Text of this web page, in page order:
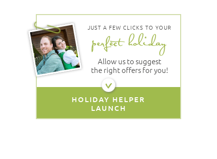
JUST A FEW CLICKS TO YOUR
Allow us to suggest
the right offers for you!
HOLIDAY HELPER
LAUNCH